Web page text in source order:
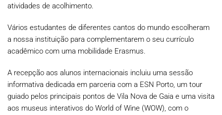
atividades de acolhimento.
Vários estudantes de diferentes cantos do mundo escolheram
a nossa instituição para complementarem o seu currículo
acadêmico com uma mobilidade Erasmus.
A recepção aos alunos internacionais incluiu uma sessão
informativa dedicada em parceria com a ESN Porto, um tour
guiado pelos principais pontos de Vila Nova de Gaia e uma visita
aos museus interativos do World of Wine (WOW), com o